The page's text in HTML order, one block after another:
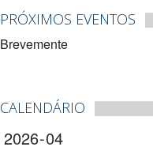
PRÓXIMOS EVENTOS
Brevemente
CALENDÁRIO